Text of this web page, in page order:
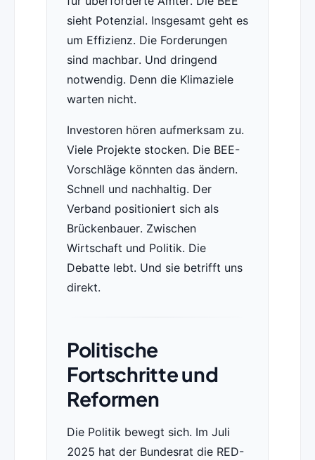
sieht Potenzial. Insgesamt geht es
um Effizienz. Die Forderungen
sind machbar. Und dringend
notwendig. Denn die Klimaziele
warten nicht.
Investoren hören aufmerksam zu.
Viele Projekte stocken. Die BEE-
Vorschläge könnten das ändern.
Schnell und nachhaltig. Der
Verband positioniert sich als
Brückenbauer. Zwischen
Wirtschaft und Politik. Die
Debatte lebt. Und sie betrifft uns
direkt.
Politische
Fortschritte und
Reformen
Die Politik bewegt sich. Im Juli
2025 hat der Bundesrat die RED-